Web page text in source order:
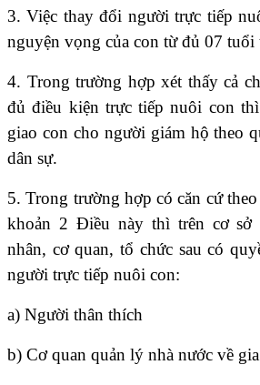
3. Việc thay đổi người trực tiếp
nguyện vọng của con từ đủ 07 tuổi
4. Trong trường hợp xét thấy cả
đủ điều kiện trực tiếp nuôi con
giao con cho người giám hộ theo
dân sự.
5. Trong trường hợp có căn cứ
khoản 2 Điều này thì trên cơ sở
nhân, cơ quan, tổ chức sau có
người trực tiếp nuôi con:
a) Người thân thích
b) Cơ quan quản lý nhà nước về